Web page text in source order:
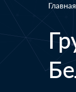
Главная